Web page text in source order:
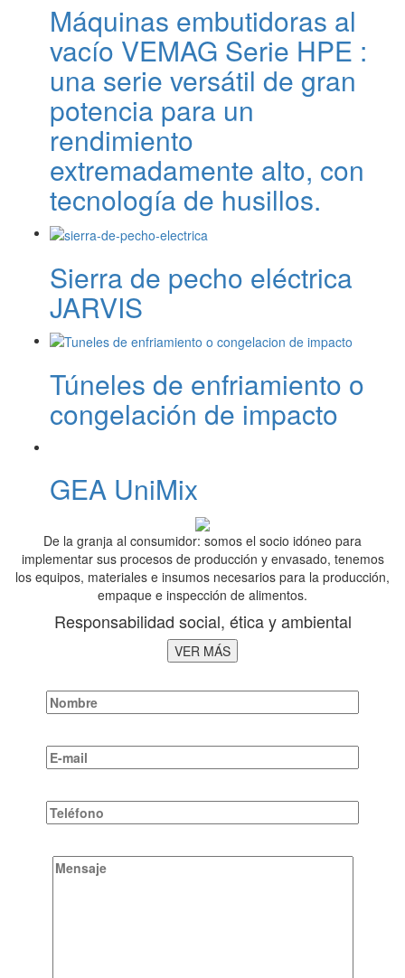
Máquinas embutidoras al
vacío VEMAG Serie HPE :
una serie versátil de gran
potencia para un
rendimiento
extremadamente alto, con
tecnología de husillos.
Sierra de pecho eléctrica
JARVIS
Túneles de enfriamiento o
congelación de impacto
GEA UniMix
De la granja al consumidor: somos el socio idóneo para
implementar sus procesos de producción y envasado, tenemos
los equipos, materiales e insumos necesarios para la producción,
empaque e inspección de alimentos.
Responsabilidad social, ética y ambiental
VER MÁS